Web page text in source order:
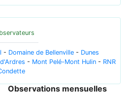
- Domaine de Bellenville - Dunes
- Mont Pelé-Mont Hulin - RNR
Observations mensuelles